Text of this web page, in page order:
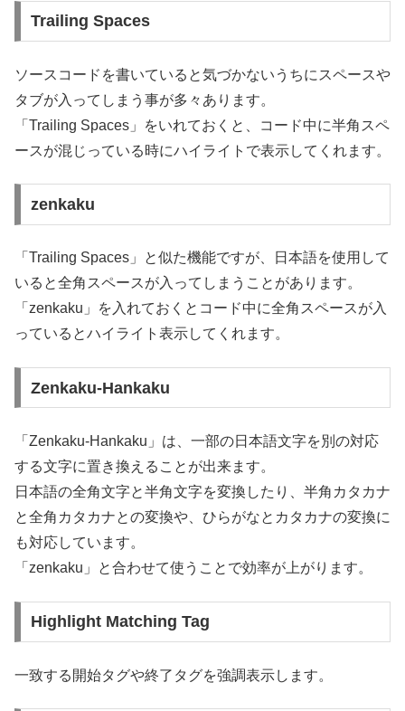
Trailing Spaces
ソースコードを書いていると気づかないうちにスペースや
タブが入ってしまう事が多々あります。
「Trailing Spaces」をいれておくと、コード中に半角スペ
ースが混じっている時にハイライトで表示してくれます。
zenkaku
「Trailing Spaces」と似た機能ですが、日本語を使用して
いると全角スペースが入ってしまうことがあります。
「zenkaku」を入れておくとコード中に全角スペースが入
っているとハイライト表示してくれます。
Zenkaku-Hankaku
「Zenkaku-Hankaku」は、一部の日本語文字を別の対応
する文字に置き換えることが出来ます。
日本語の全角文字と半角文字を変換したり、半角カタカナ
と全角カタカナとの変換や、ひらがなとカタカナの変換に
も対応しています。
「zenkaku」と合わせて使うことで効率が上がります。
Highlight Matching Tag
一致する開始タグや終了タグを強調表示します。